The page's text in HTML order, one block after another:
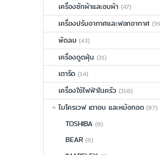
เครื่องซักผ้าและอบผ้า (47)
เครื่องปรับอากาศและฟอกอากาศ
พัดลม (43)
เครื่องดูดฝุ่น (31)
เตารีด (14)
เครื่องใช้ไฟฟ้าในครัว (110)
ไมโครเวฟ เตาอบ และหม้อทอด (87)
TOSHIBA (8)
BEAR (6)